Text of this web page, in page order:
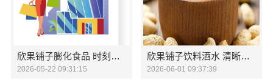
欣果铺子膨化食品 时刻保证产品的更新速度
2026-05-22 09:31:15
欣果铺子饮料酒水 清晰的售后服务管理
2026-06-01 09:37:39